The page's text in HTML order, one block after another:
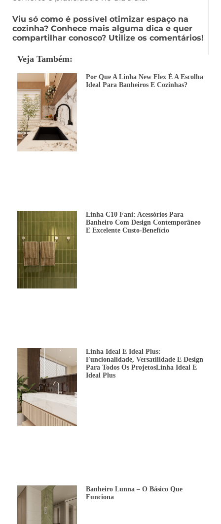
Viu só como é possível otimizar espaço na
cozinha? Conhece mais alguma dica e quer
compartilhar conosco? Utilize os comentários!
Veja Também:
Por Que A Linha New Flex É A Escolha
Ideal Para Banheiros E Cozinhas?
Linha C10 Fani: Acessórios Para
Banheiro Com Design Contemporâneo
E Excelente Custo-Benefício
Linha Ideal E Ideal Plus:
Funcionalidade, Versatilidade E Design
Para Todos Os ProjetosLinha Ideal E
Ideal Plus
Banheiro Lunna – O Básico Que
Funciona